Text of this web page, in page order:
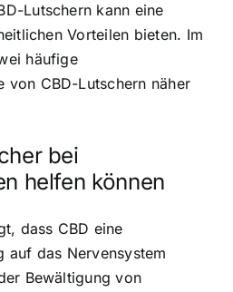
Lutschern kann eine
Vorteilen bieten. Im
häufige
von CBD-Lutschern näher
bei
helfen können
dass CBD eine
auf das Nervensystem
Bewältigung von